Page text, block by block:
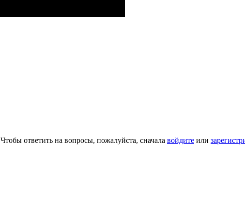
Чтобы ответить на вопросы, пожалуйста, сначала войдите или